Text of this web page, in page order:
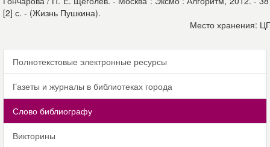
[2] с. - (Жизнь Пушкина).
Место хранения:
Полнотекстовые электронные ресурсы
Газеты и журналы в библиотеках города
Слово библиографу
Викторины